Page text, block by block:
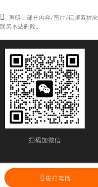
声明：部分内容/图片/视频素材
联系本站删除。
扫码加微信​
拨打电话